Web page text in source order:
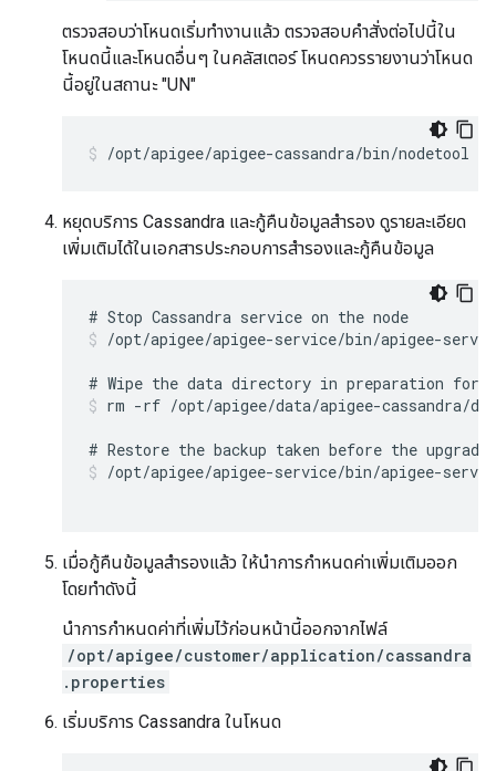
ตรวจสอบว่าโหนดเริ่มทำงานแล้ว ตรวจสอบคำสั่งต่อไปนี้ใน
โหนดนี้และโหนดอื่นๆ ในคลัสเตอร์ โหนดควรรายงานว่าโหนด
นี้อยู่ในสถานะ "UN"
/opt/apigee/apigee-cassandra/bin/nodetool
หยุดบริการ Cassandra และกู้คืนข้อมูลสำรอง ดูรายละเอียด
เพิ่มเติมได้ในเอกสารประกอบการสำรองและกู้คืนข้อมูล
/opt/apigee/apigee-service/bin/apigee-
rm -rf /opt/apigee/data/apigee-cassandra/
/opt/apigee/apigee-service/bin/apigee-
เมื่อกู้คืนข้อมูลสำรองแล้ว ให้นำการกำหนดค่าเพิ่มเติมออก
โดยทำดังนี้
นำการกำหนดค่าที่เพิ่มไว้ก่อนหน้านี้ออกจากไฟล์
/opt/apigee/customer/application/cassandra
.properties
เริ่มบริการ Cassandra ในโหนด